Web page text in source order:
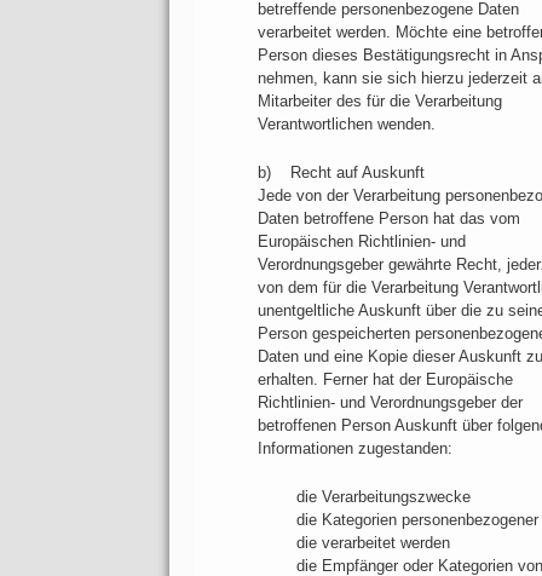
betreffende personenbezogene Daten
verarbeitet werden. Möchte eine
Person dieses Bestätigungsrecht in
nehmen, kann sie sich hierzu jederzeit
Mitarbeiter des für die Verarbeitung
Verantwortlichen wenden.
b) Recht auf Auskunft
Jede von der Verarbeitung
Daten betroffene Person hat das vom
Europäischen Richtlinien- und
Verordnungsgeber gewährte Recht,
von dem für die Verarbeitung
unentgeltliche Auskunft über die zu
Person gespeicherten
Daten und eine Kopie dieser Auskunft zu
erhalten. Ferner hat der Europäische
Richtlinien- und Verordnungsgeber der
betroffenen Person Auskunft über
Informationen zugestanden:
die Verarbeitungszwecke
die Kategorien
die verarbeitet werden
die Empfänger oder Kategorien von